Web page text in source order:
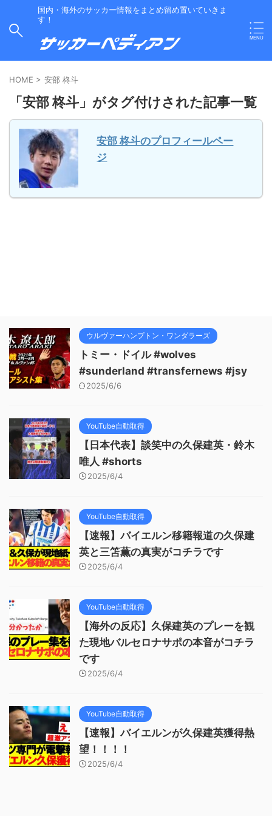
国内・海外のサッカー情報をまとめ留め置いていきま
す！
HOME > 安部 柊斗
「安部 柊斗」がタグ付けされた記事一覧
安部 柊斗のプロフィールペー
ジ
ウルヴァーハンプトン・ワンダラーズ
トミー・ドイル #wolves
#sunderland #transfernews #jsy
2025/6/6
YouTube自動取得
【日本代表】談笑中の久保建英・鈴木
唯人 #shorts
2025/6/4
YouTube自動取得
【速報】バイエルン移籍報道の久保建
英と三笘薫の真実がコチラです
2025/6/4
YouTube自動取得
【海外の反応】久保建英のプレーを観
た現地バルセロナサポの本音がコチラ
です
2025/6/4
YouTube自動取得
【速報】バイエルンが久保建英獲得熱
望！！！！
2025/6/4